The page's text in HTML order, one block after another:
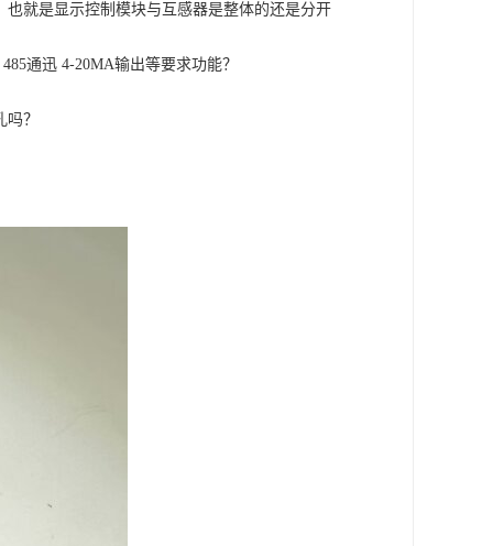
就是显示控制模块与互感器是整体的还是分开
485通迅 4-20MA输出等要求功能？
？